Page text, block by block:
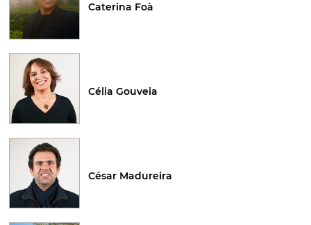
Caterina Foà
Célia Gouveia
César Madureira